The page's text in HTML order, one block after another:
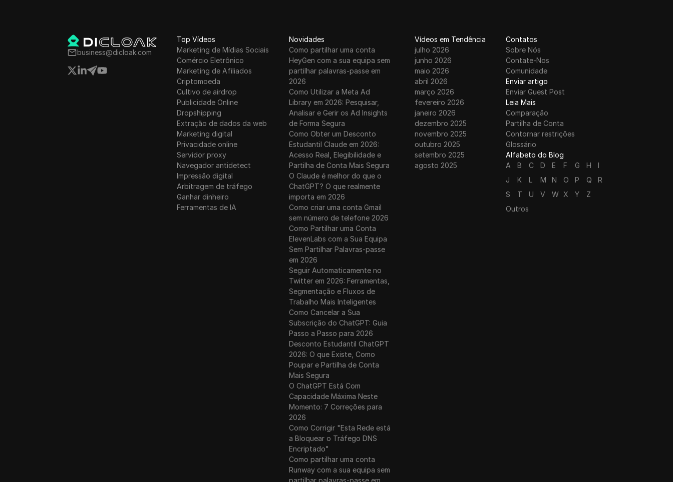
business@dicloak.com
Top Vídeos
Marketing de Mídias Sociais
Comércio Eletrônico
Marketing de Afiliados
Criptomoeda
Cultivo de airdrop
Publicidade Online
Dropshipping
Extração de dados da web
Marketing digital
Privacidade online
Servidor proxy
Navegador antidetect
Impressão digital
Arbitragem de tráfego
Ganhar dinheiro
Ferramentas de IA
Novidades
Como partilhar uma conta
HeyGen com a sua equipa sem
partilhar palavras-passe em
2026
Como Utilizar a Meta Ad
Library em 2026: Pesquisar,
Analisar e Gerir os Ad Insights
de Forma Segura
Como Obter um Desconto
Estudantil Claude em 2026:
Acesso Real, Elegibilidade e
Partilha de Conta Mais Segura
O Claude é melhor do que o
ChatGPT? O que realmente
importa em 2026
Como criar uma conta Gmail
sem número de telefone 2026
Como Partilhar uma Conta
ElevenLabs com a Sua Equipa
Sem Partilhar Palavras-passe
em 2026
Seguir Automaticamente no
Twitter em 2026: Ferramentas,
Segmentação e Fluxos de
Trabalho Mais Inteligentes
Como Cancelar a Sua
Subscrição do ChatGPT: Guia
Passo a Passo para 2026
Desconto Estudantil ChatGPT
2026: O que Existe, Como
Poupar e Partilha de Conta
Mais Segura
O ChatGPT Está Com
Capacidade Máxima Neste
Momento: 7 Correções para
2026
Como Corrigir "Esta Rede está
a Bloquear o Tráfego DNS
Encriptado"
Como partilhar uma conta
Runway com a sua equipa sem
partilhar palavras-passe em
Vídeos em Tendência
julho 2026
junho 2026
maio 2026
abril 2026
março 2026
fevereiro 2026
janeiro 2026
dezembro 2025
novembro 2025
outubro 2025
setembro 2025
agosto 2025
Contatos
Sobre Nós
Contate-Nos
Comunidade
Enviar artigo
Enviar Guest Post
Leia Mais
Comparação
Partilha de Conta
Contornar restrições
Glossário
Alfabeto do Blog
A
B C D E F G H
I
J
K L M N O P Q
R
S
T U V W X Y
Z
Outros